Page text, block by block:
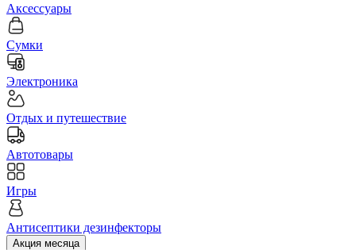
Аксессуары
Сумки
Электроника
Отдых и путешествие
Автотовары
Игры
Антисептики дезинфекторы
Акция месяца